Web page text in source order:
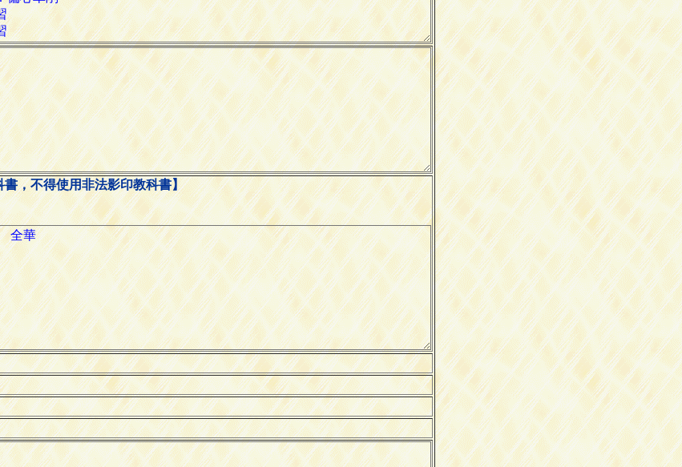
書，不得使用非法影印教科書】